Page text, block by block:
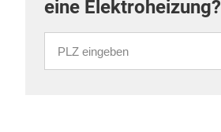
eine Elektroheizung?